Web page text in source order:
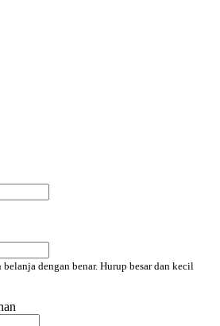
dengan benar. Hurup besar dan kecil